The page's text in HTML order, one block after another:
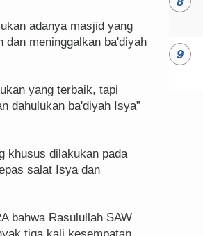
adanya masjid yang
dan meninggalkan ba'diyah
yang terbaik, tapi
dahulukan ba'diyah Isya”
khusus dilakukan pada
salat Isya dan
bahwa Rasulullah SAW
tiga kali kesempatan.